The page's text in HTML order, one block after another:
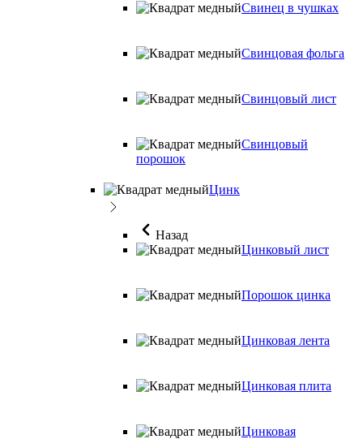
Свинец в чушках
Свинцовая фольга
Свинцовый лист
Свинцовый
порошок
Цинк
Назад
Цинковый лист
Порошок цинка
Цинковая лента
Цинковая плита
Цинковая